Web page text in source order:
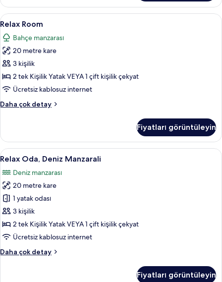
fazla
detay
Relax
Room
için
tüm
fotoğrafları
görün
Ücretsiz minibar, odada kasa,
5
Relax Room
Bahçe manzarası
20 metre kare
3 kişilik
2 tek Kişilik Yatak VEYA 1 çift kişilik çekyat
Ücretsiz kablosuz internet
Daha çok detay
Relax
fazla
detay
Fiyatları görüntüleyin
Relax
Oda,
Deniz
Manzarali
için
tüm
fotoğrafları
görün
Ücretsiz minibar, odada kasa,
4
Relax Oda, Deniz Manzarali
Deniz manzarası
20 metre kare
1 yatak odası
3 kişilik
2 tek Kişilik Yatak VEYA 1 çift kişilik çekyat
Ücretsiz kablosuz internet
Daha çok detay
Relax
Fiyatları görüntüleyin